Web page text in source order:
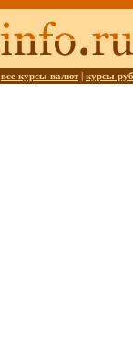
все курсы валют| курсы